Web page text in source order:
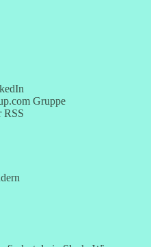
Gruppe
RSS